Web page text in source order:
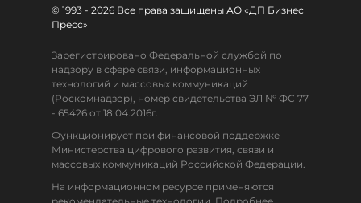
© 1993 - 2026 Все права защищены АО «ДП Бизнес
Пресс»
Зарегистрировано Федеральной службой по
надзору в сфере связи, информационных
технологий и массовых коммуникаций
(Роскомнадзор), номер свидетельства ЭЛ № ФС 77
- 65426 от 18.04.2016г.
Функционирует при финансовой поддержке
Министерства цифрового развития, связи и
массовых коммуникаций Российской Федерации.
На информационном ресурсе применяются